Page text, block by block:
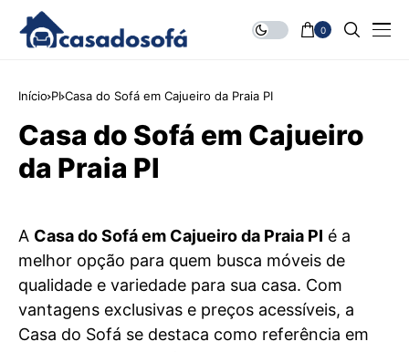
0
Início PI Casa do Sofá em Cajueiro da Praia PI
Casa do Sofá em Cajueiro
da Praia PI
A Casa do Sofá em Cajueiro da Praia PI é a
melhor opção para quem busca móveis de
qualidade e variedade para sua casa. Com
vantagens exclusivas e preços acessíveis, a
Casa do Sofá se destaca como referência em